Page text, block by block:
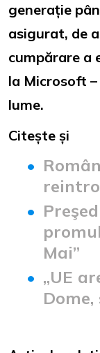
generație
asigurat, de
cumpărare a
la Microsoft
lume.
Citește și
Mai”
„UE